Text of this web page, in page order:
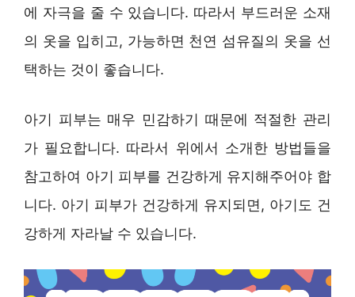
에 자극을 줄 수 있습니다. 따라서 부드러운 소재
의 옷을 입히고, 가능하면 천연 섬유질의 옷을 선
택하는 것이 좋습니다.
아기 피부는 매우 민감하기 때문에 적절한 관리
가 필요합니다. 따라서 위에서 소개한 방법들을
참고하여 아기 피부를 건강하게 유지해주어야 합
니다. 아기 피부가 건강하게 유지되면, 아기도 건
강하게 자라날 수 있습니다.